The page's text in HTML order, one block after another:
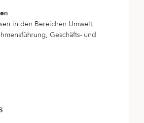
in den Bereichen Umwelt,
Geschäfts- und